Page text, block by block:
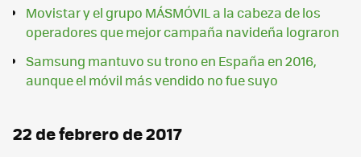
Movistar y el grupo MÁSMÓVIL a la cabeza de los
operadores que mejor campaña navideña lograron
Samsung mantuvo su trono en España en 2016,
aunque el móvil más vendido no fue suyo
22 de febrero de 2017